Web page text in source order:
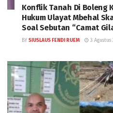
Konflik Tanah Di Boleng
Hukum Ulayat Mbehal
Soal Sebutan “Camat
BY SIUSLAUS FENDI RUEM 3 Agustus